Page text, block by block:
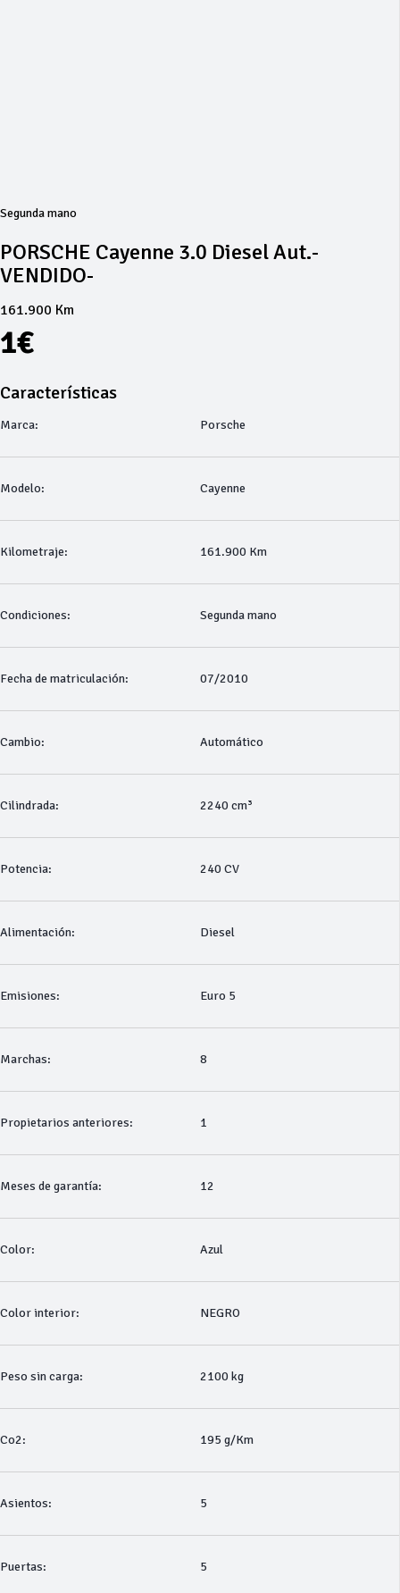
Segunda mano
PORSCHE Cayenne 3.0 Diesel Aut.-
VENDIDO-
161.900 Km
1€
Características
Marca: Porsche
Modelo: Cayenne
Kilometraje: 161.900 Km
Condiciones: Segunda mano
Fecha de matriculación: 07/2010
Cambio: Automático
Cilindrada: 2240 cm³
Potencia: 240 CV
Alimentación: Diesel
Emisiones: Euro 5
Marchas: 8
Propietarios anteriores: 1
Meses de garantía: 12
Color: Azul
Color interior: NEGRO
Peso sin carga: 2100 kg
Co2: 195 g/Km
Asientos: 5
Puertas: 5